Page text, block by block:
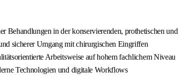
Behandlungen in der konservierenden, prothetischen
sicherer Umgang mit chirurgischen Eingriffen
Arbeitsweise auf hohem fachlichem Niveau
Technologien und digitale Workflows